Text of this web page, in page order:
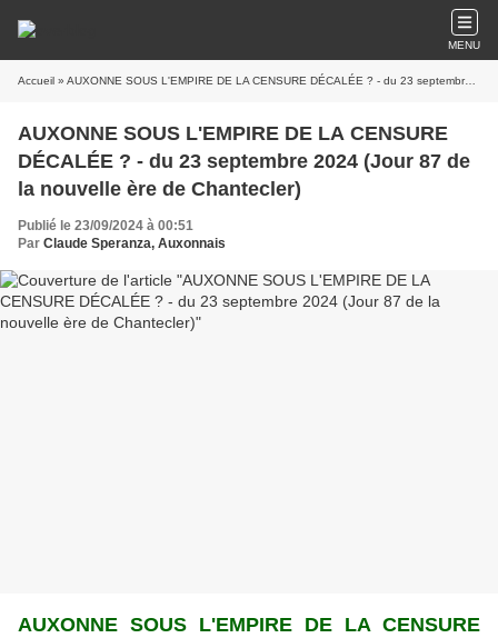
MENU
Accueil » AUXONNE SOUS L'EMPIRE DE LA CENSURE DÉCALÉE ? - du 23 septembre 2024 (Jour 87 de la nouvelle ère de Chantecler)
AUXONNE SOUS L'EMPIRE DE LA CENSURE
DÉCALÉE ? - du 23 septembre 2024 (Jour 87 de
la nouvelle ère de Chantecler)
Publié le 23/09/2024 à 00:51
Par Claude Speranza, Auxonnais
AUXONNE SOUS L'EMPIRE DE LA CENSURE